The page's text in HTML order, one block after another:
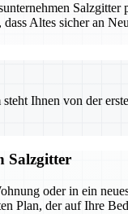
Altes sicher an
Ihnen von der
Salzgitter
oder in ein
Plan, der auf Ihre